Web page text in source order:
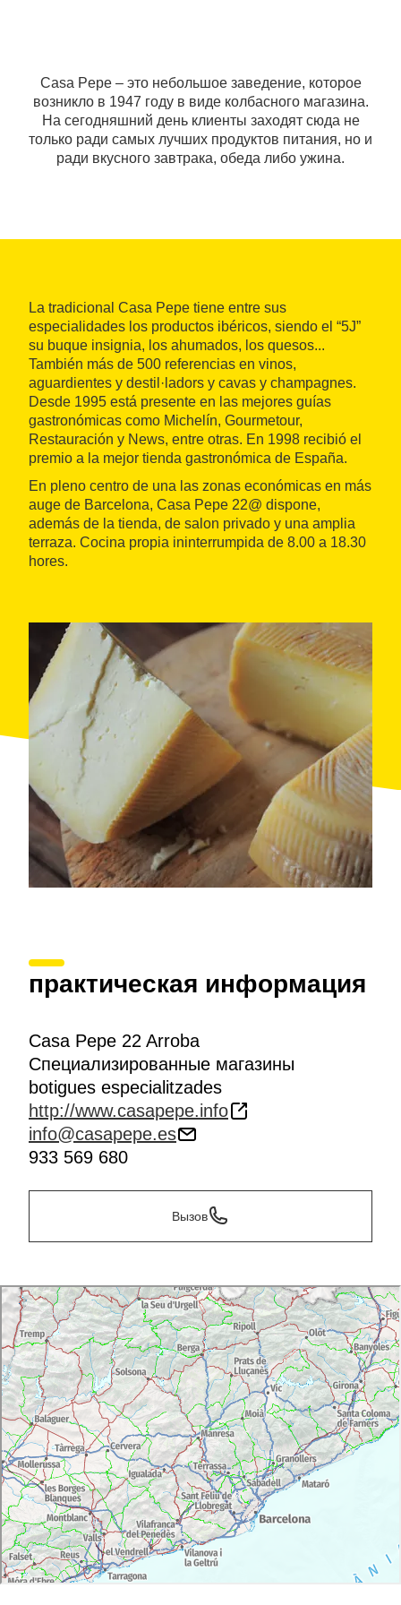
Casa Pepe – это небольшое заведение, которое
возникло в 1947 году в виде колбасного магазина.
На сегодняшний день клиенты заходят сюда не
только ради самых лучших продуктов питания, но и
ради вкусного завтрака, обеда либо ужина.
La tradicional Casa Pepe tiene entre sus
especialidades los productos ibéricos, siendo el “5J”
su buque insignia, los ahumados, los quesos...
También más de 500 referencias en vinos,
aguardientes y destil·ladors y cavas y champagnes.
Desde 1995 está presente en las mejores guías
gastronómicas como Michelín, Gourmetour,
Restauración y News, entre otras. En 1998 recibió el
premio a la mejor tienda gastronómica de España.
En pleno centro de una las zonas económicas en más
auge de Barcelona, Casa Pepe 22@ dispone,
además de la tienda, de salon privado y una amplia
terraza. Cocina propia ininterrumpida de 8.00 a 18.30
hores.
практическая информация
Casa Pepe 22 Arroba
Специализированные магазины
botigues especialitzades
http://www.casapepe.info
info@casapepe.es
933 569 680
Вызов